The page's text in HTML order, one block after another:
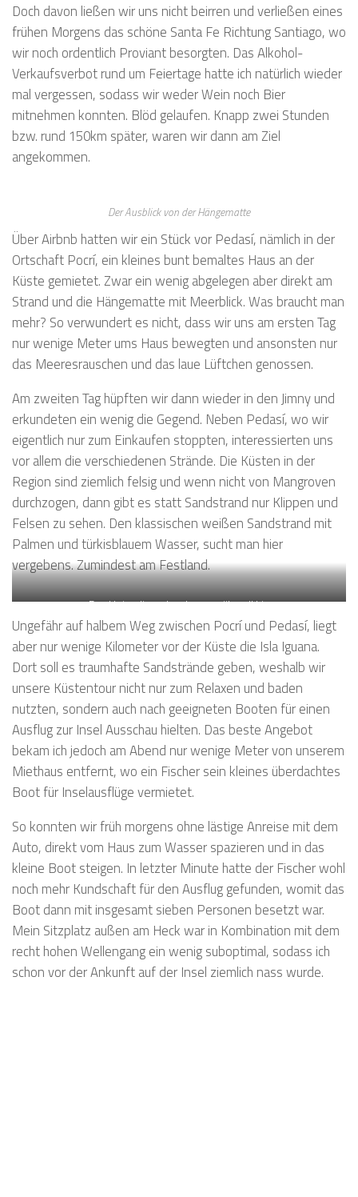
Doch davon ließen wir uns nicht beirren und verließen eines
frühen Morgens das schöne Santa Fe Richtung Santiago, wo
wir noch ordentlich Proviant besorgten. Das Alkohol-
Verkaufsverbot rund um Feiertage hatte ich natürlich wieder
mal vergessen, sodass wir weder Wein noch Bier
mitnehmen konnten. Blöd gelaufen. Knapp zwei Stunden
bzw. rund 150km später, waren wir dann am Ziel
angekommen.
Der Ausblick von der Hängematte
Über Airbnb hatten wir ein Stück vor Pedasí, nämlich in der
Ortschaft Pocrí, ein kleines bunt bemaltes Haus an der
Küste gemietet. Zwar ein wenig abgelegen aber direkt am
Strand und die Hängematte mit Meerblick. Was braucht man
mehr? So verwundert es nicht, dass wir uns am ersten Tag
nur wenige Meter ums Haus bewegten und ansonsten nur
das Meeresrauschen und das laue Lüftchen genossen.
Am zweiten Tag hüpften wir dann wieder in den Jimny und
erkundeten ein wenig die Gegend. Neben Pedasí, wo wir
eigentlich nur zum Einkaufen stoppten, interessierten uns
vor allem die verschiedenen Strände. Die Küsten in der
Region sind ziemlich felsig und wenn nicht von Mangroven
durchzogen, dann gibt es statt Sandstrand nur Klippen und
Felsen zu sehen. Den klassischen weißen Sandstrand mit
Palmen und türkisblauem Wasser, sucht man hier
vergebens. Zumindest am Festland.
Der kleine Jimny brachte uns überall hin
Ungefähr auf halbem Weg zwischen Pocrí und Pedasí, liegt
aber nur wenige Kilometer vor der Küste die Isla Iguana.
Dort soll es traumhafte Sandstrände geben, weshalb wir
unsere Küstentour nicht nur zum Relaxen und baden
nutzten, sondern auch nach geeigneten Booten für einen
Ausflug zur Insel Ausschau hielten. Das beste Angebot
bekam ich jedoch am Abend nur wenige Meter von unserem
Miethaus entfernt, wo ein Fischer sein kleines überdachtes
Boot für Inselausflüge vermietet.
So konnten wir früh morgens ohne lästige Anreise mit dem
Auto, direkt vom Haus zum Wasser spazieren und in das
kleine Boot steigen. In letzter Minute hatte der Fischer wohl
noch mehr Kundschaft für den Ausflug gefunden, womit das
Boot dann mit insgesamt sieben Personen besetzt war.
Mein Sitzplatz außen am Heck war in Kombination mit dem
recht hohen Wellengang ein wenig suboptimal, sodass ich
schon vor der Ankunft auf der Insel ziemlich nass wurde.